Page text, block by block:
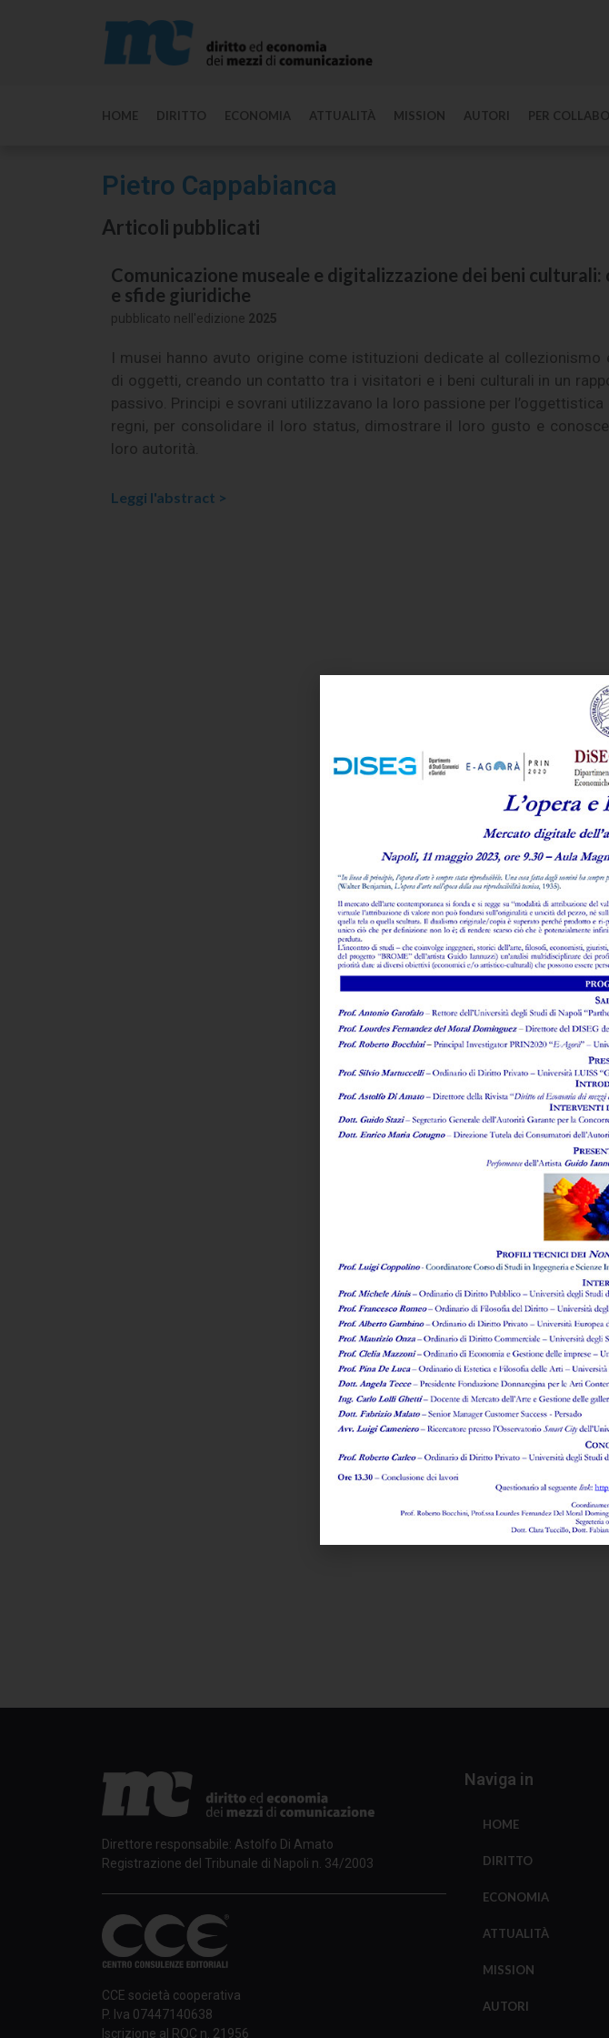
HOME DIRITTO ECONOMIA ATTUALITÀ MISSION AUTORI PER
Pietro Cappabianca
Articoli pubblicati
Comunicazione museale e digitalizzazione dei beni
e sfide giuridiche
pubblicato nell'edizione 2025
I musei hanno avuto origine come istituzioni dedicate al collezionismo
di oggetti, creando un contatto tra i visitatori e i beni culturali in un
passivo. Principi e sovrani utilizzavano la loro passione per
regni, per consolidare il loro status, dimostrare il loro gusto e
loro autorità.
Leggi l'abstract >
Direttore responsabile: Astolfo Di Amato
Registrazione del Tribunale di Napoli n. 34/2003
CCE società cooperativa
P. Iva 07447140638
Iscrizione al ROC n. 21956
Naviga in
HOME
DIRITTO
ECONOMIA
ATTUALITÀ
MISSION
AUTORI